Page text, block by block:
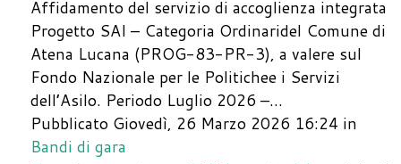
Affidamento del servizio di accoglienza integrata
Progetto SAI – Categoria Ordinaridel Comune di
Atena Lucana (PROG-83-PR-3), a valere sul
Fondo Nazionale per le Politichee i Servizi
dell’Asilo. Periodo Luglio 2026 –…
Pubblicato Giovedì, 26 Marzo 2026 16:24 in
Bandi di gara